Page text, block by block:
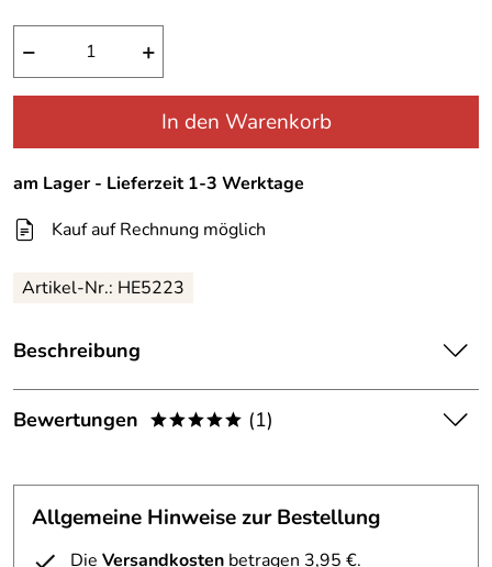
− +
In den Warenkorb
am Lager - Lieferzeit 1-3 Werktage
Kauf auf Rechnung möglich
Artikel-Nr.: HE5223
Beschreibung
Held Lederjacke Scully für Damen
Motorradjacke Scully von Held für Damen !!!!!!!Damen-
-herausnehmbares Innenfutter (100 % Polyester)
-AIR-VENT-Reißverschlüsse in Front und Rücken-im
2 seitliche Reißverschlüsse zur individuellen
Bewertungen ***** (1)
Allgemeine Hinweise zur Bestellung
Die Versandkosten betragen 3,95 €.